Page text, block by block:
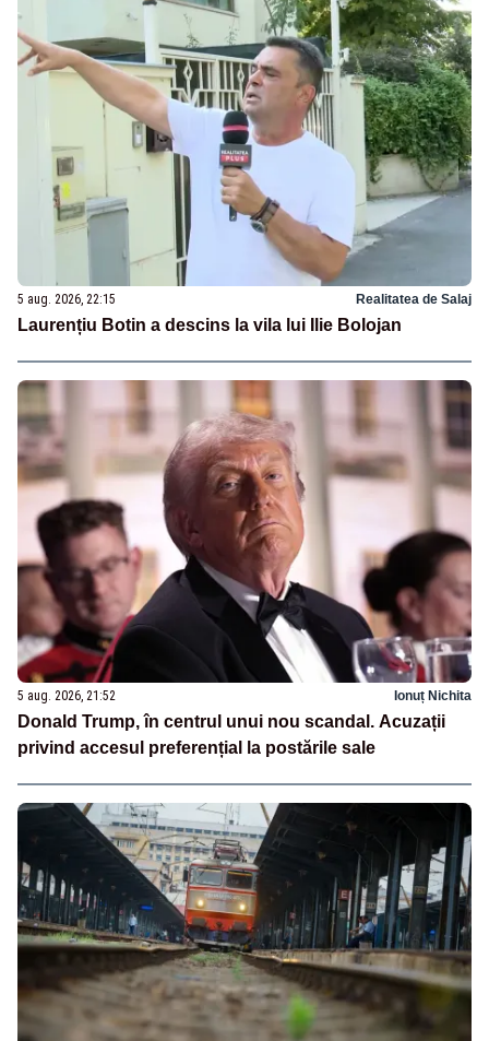
5 aug. 2026, 22:15 Realitatea de Salaj
Laurențiu Botin a descins la vila lui Ilie Bolojan
5 aug. 2026, 21:52 Ionuț Nichita
Donald Trump, în centrul unui nou scandal. Acuzații
privind accesul preferențial la postările sale